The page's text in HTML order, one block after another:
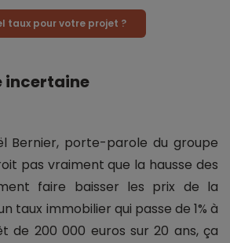
taux pour votre projet ?
incertaine
Bernier, porte-parole du groupe
pas vraiment que la hausse des
faire baisser les prix de la
taux immobilier qui passe de 1% à
de 200 000 euros sur 20 ans, ça